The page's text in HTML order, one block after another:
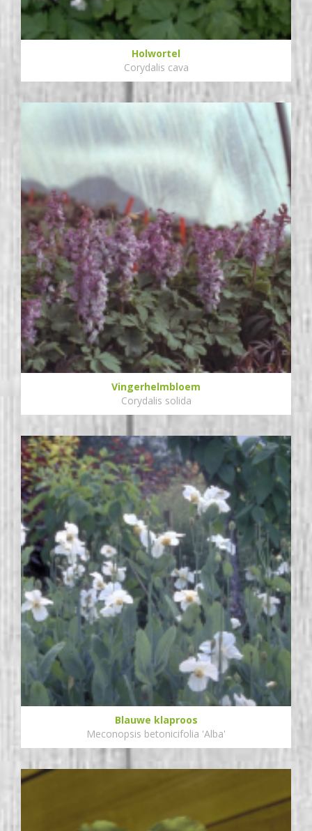
Holwortel
Corydalis cava
Vingerhelmbloem
Corydalis solida
Blauwe klaproos
Meconopsis betonicifolia 'Alba'